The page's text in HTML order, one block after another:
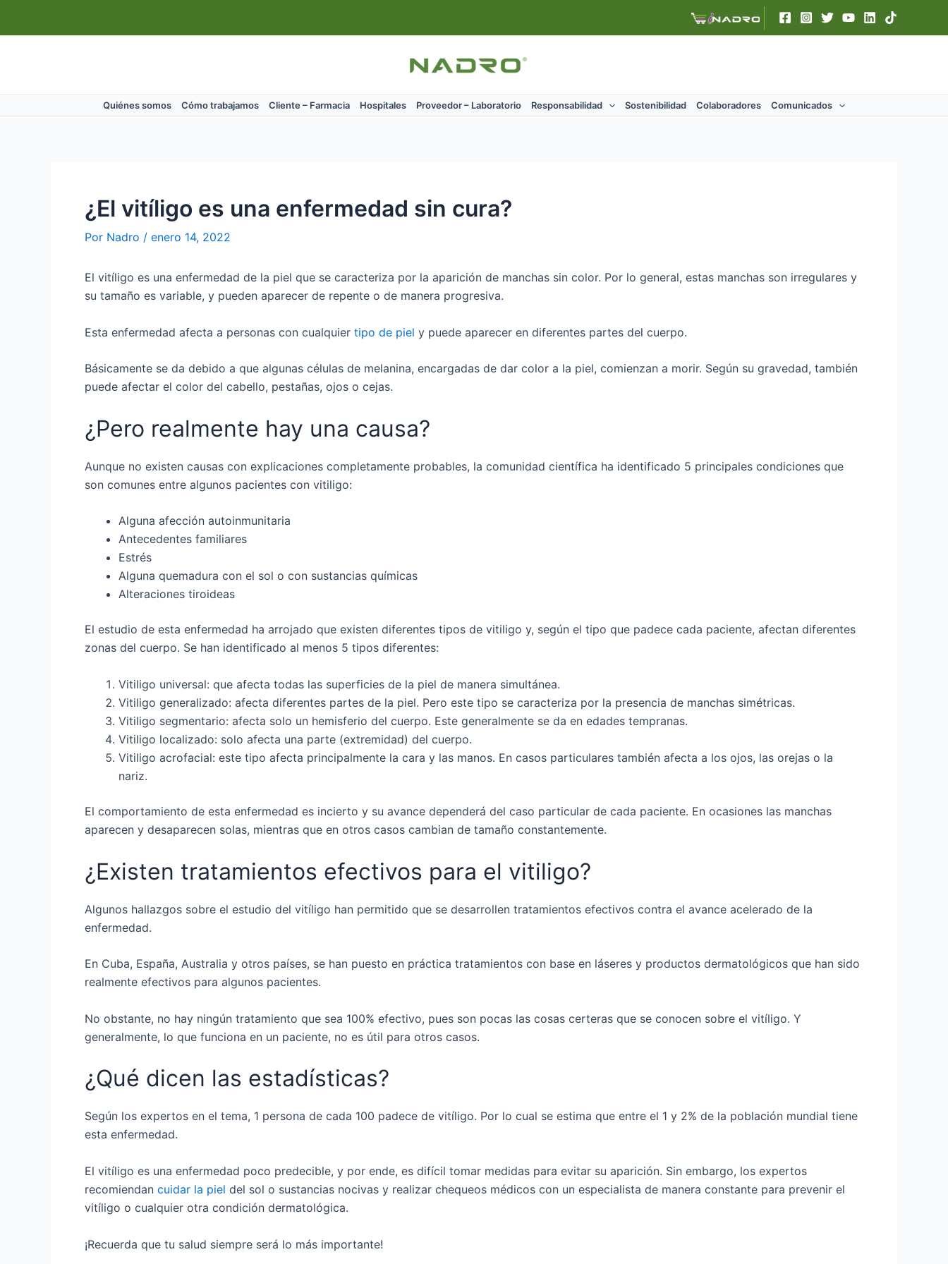
Quiénes somos Cómo trabajamos Cliente – Farmacia Hospitales Proveedor – Laboratorio Responsabilidad Sostenibilidad Colaboradores Comunicados
¿El vitíligo es una enfermedad sin cura?
Por Nadro / enero 14, 2022
El vitíligo es una enfermedad de la piel que se caracteriza por la aparición de manchas sin color. Por lo general, estas manchas son irregulares y
su tamaño es variable, y pueden aparecer de repente o de manera progresiva.
Esta enfermedad afecta a personas con cualquier tipo de piel y puede aparecer en diferentes partes del cuerpo.
Básicamente se da debido a que algunas células de melanina, encargadas de dar color a la piel, comienzan a morir. Según su gravedad, también
puede afectar el color del cabello, pestañas, ojos o cejas.
¿Pero realmente hay una causa?
Aunque no existen causas con explicaciones completamente probables, la comunidad científica ha identificado 5 principales condiciones que
son comunes entre algunos pacientes con vitiligo:
Alguna afección autoinmunitaria
Antecedentes familiares
Estrés
Alguna quemadura con el sol o con sustancias químicas
Alteraciones tiroideas
El estudio de esta enfermedad ha arrojado que existen diferentes tipos de vitiligo y, según el tipo que padece cada paciente, afectan diferentes
zonas del cuerpo. Se han identificado al menos 5 tipos diferentes:
Vitiligo universal: que afecta todas las superficies de la piel de manera simultánea.
Vitiligo generalizado: afecta diferentes partes de la piel. Pero este tipo se caracteriza por la presencia de manchas simétricas.
Vitiligo segmentario: afecta solo un hemisferio del cuerpo. Este generalmente se da en edades tempranas.
Vitiligo localizado: solo afecta una parte (extremidad) del cuerpo.
Vitiligo acrofacial: este tipo afecta principalmente la cara y las manos. En casos particulares también afecta a los ojos, las orejas o la
nariz.
El comportamiento de esta enfermedad es incierto y su avance dependerá del caso particular de cada paciente. En ocasiones las manchas
aparecen y desaparecen solas, mientras que en otros casos cambian de tamaño constantemente.
¿Existen tratamientos efectivos para el vitiligo?
Algunos hallazgos sobre el estudio del vitíligo han permitido que se desarrollen tratamientos efectivos contra el avance acelerado de la
enfermedad.
En Cuba, España, Australia y otros países, se han puesto en práctica tratamientos con base en láseres y productos dermatológicos que han sido
realmente efectivos para algunos pacientes.
No obstante, no hay ningún tratamiento que sea 100% efectivo, pues son pocas las cosas certeras que se conocen sobre el vitíligo. Y
generalmente, lo que funciona en un paciente, no es útil para otros casos.
¿Qué dicen las estadísticas?
Según los expertos en el tema, 1 persona de cada 100 padece de vitíligo. Por lo cual se estima que entre el 1 y 2% de la población mundial tiene
esta enfermedad.
El vitíligo es una enfermedad poco predecible, y por ende, es difícil tomar medidas para evitar su aparición. Sin embargo, los expertos
recomiendan cuidar la piel del sol o sustancias nocivas y realizar chequeos médicos con un especialista de manera constante para prevenir el
vitíligo o cualquier otra condición dermatológica.
¡Recuerda que tu salud siempre será lo más importante!